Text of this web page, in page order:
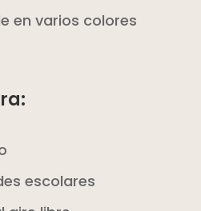
en varios colores
escolares